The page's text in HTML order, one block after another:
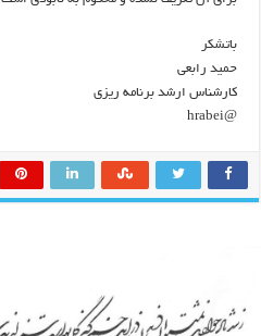
باتشکر
حمید رابعی
کارشناس ارشد برنامه ریزی
@hrabei